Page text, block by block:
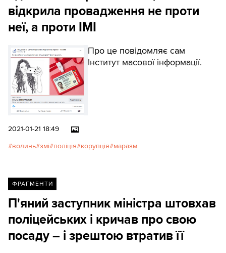
відкрила провадження не проти
неї, а проти ІМІ
Про це повідомляє сам
Інститут масової інформації.
2021-01-21 18:49
волинь змі поліція корупція маразм
ФРАГМЕНТИ
П'яний заступник міністра штовхав
поліцейських і кричав про свою
посаду – і зрештою втратив її